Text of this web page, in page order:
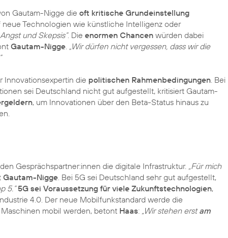
Gautam-Nigge die oft kritische Grundeinstellung
neue Technologien wie künstliche Intelligenz oder
„Angst und Skepsis“. Die enormen Chancen würden dabei
Gautam-Nigge
„Wir dürfen nicht vergessen, dass wir die
Innovationsexpertin die politischen Rahmenbedingungen . Bei
sei Deutschland nicht gut aufgestellt, kritisiert Gautam-
, um Innovationen über den Beta-Status hinaus zu
Gesprächspartner:innen die digitale Infrastruktur. „Für mich
Gautam-Nigge . Bei 5G sei Deutschland sehr gut aufgestellt,
5.“ 5G sei Voraussetzung für viele Zukunftstechnologien,
4.0. Der neue Mobilfunkstandard werde die
mobil werden, betont Haas: „Wir stehen erstam